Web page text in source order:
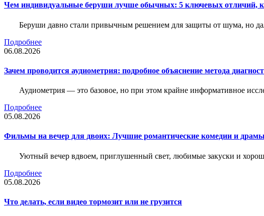
Чем индивидуальные беруши лучше обычных: 5 ключевых отличий,
Беруши давно стали привычным решением для защиты от шума, но
Подробнее
06.08.2026
Зачем проводится аудиометрия: подробное объяснение метода
Аудиометрия — это базовое, но при этом крайне информативное
Подробнее
05.08.2026
Фильмы на вечер для двоих: Лучшие романтические комедии и драмы
Уютный вечер вдвоем, приглушенный свет, любимые закуски и
Подробнее
05.08.2026
Что делать, если видео тормозит или не грузится